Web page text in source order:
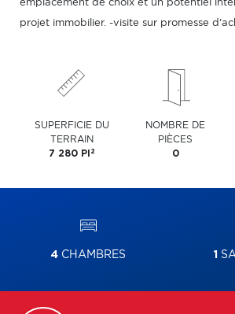
emplacement de choix et un potentiel
projet immobilier. -visite sur promesse
SUPERFICIE DU
TERRAIN
7 280 PI 2
NOMBRE DE
PIÈCES
0
4 CHAMBRES 1